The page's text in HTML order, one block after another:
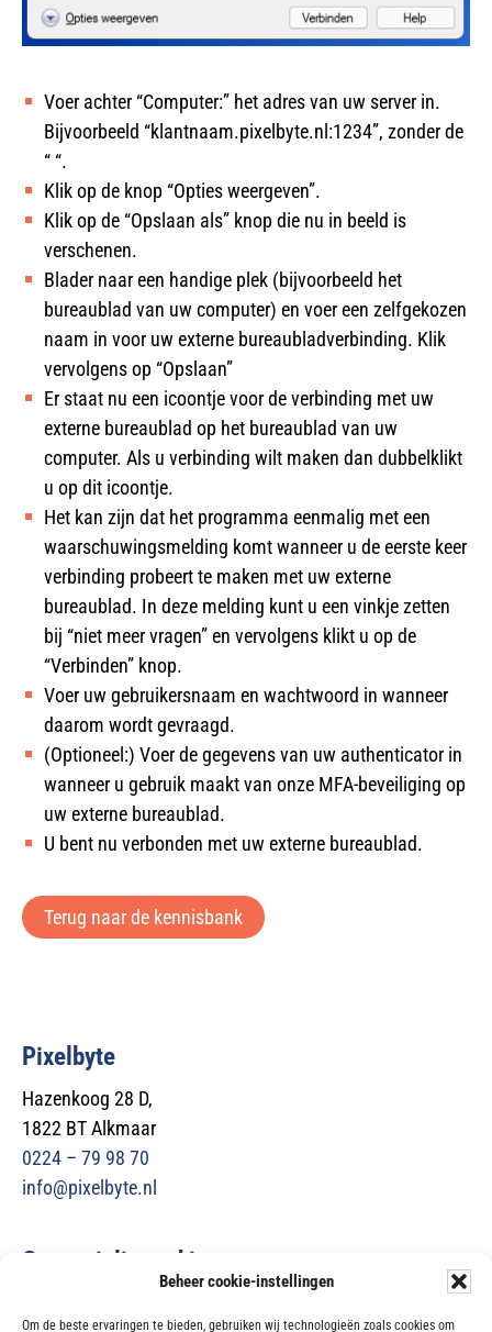
Beheer cookie-instellingen
Om de beste ervaringen te bieden, gebruiken wij technologieën zoals cookies om
Voer achter “Computer:” het adres van uw server in.
Bijvoorbeeld “klantnaam.pixelbyte.nl:1234”, zonder de
“ “.
Klik op de knop “Opties weergeven”.
Klik op de “Opslaan als” knop die nu in beeld is
verschenen.
Blader naar een handige plek (bijvoorbeeld het
bureaublad van uw computer) en voer een zelfgekozen
naam in voor uw externe bureaubladverbinding. Klik
vervolgens op “Opslaan”
Er staat nu een icoontje voor de verbinding met uw
externe bureaublad op het bureaublad van uw
computer. Als u verbinding wilt maken dan dubbelklikt
u op dit icoontje.
Het kan zijn dat het programma eenmalig met een
waarschuwingsmelding komt wanneer u de eerste keer
verbinding probeert te maken met uw externe
bureaublad. In deze melding kunt u een vinkje zetten
bij “niet meer vragen” en vervolgens klikt u op de
“Verbinden” knop.
Voer uw gebruikersnaam en wachtwoord in wanneer
daarom wordt gevraagd.
(Optioneel:) Voer de gegevens van uw authenticator in
wanneer u gebruik maakt van onze MFA-beveiliging op
uw externe bureaublad.
U bent nu verbonden met uw externe bureaublad.
Terug naar de kennisbank
Pixelbyte
Hazenkoog 28 D,
1822 BT Alkmaar
0224 – 79 98 70
info@pixelbyte.nl
Gespecialiseerd in